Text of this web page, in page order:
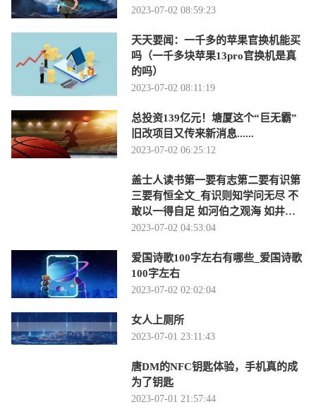
2023-07-02 08:59:23
天天要闻：一千多的苹果官换机能买
吗（一千多块苹果13pro官换机是真
的吗）
2023-07-02 08:11:19
总投资139亿元！塘厦这个“巨无霸”
旧改项目又传来新消息......
2023-07-02 06:25:12
盖士人读书第一要有志第二要有识第
三要有恒全文_有识则知学问无尽 不
敢以一得自足 如河伯之观海 如井蛙
之窥天 皆-当前时讯
2023-07-02 04:53:04
爱国诗歌100字左右有哪些_爱国诗歌
100字左右
2023-07-02 02:02:04
女人上厕所
2023-07-01 23:11:43
唐DM的NFC钥匙体验，手机真的成
为了钥匙
2023-07-01 21:57:44